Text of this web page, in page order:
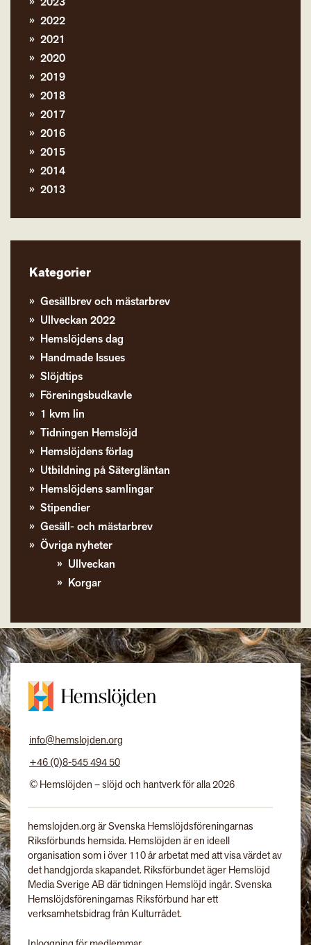
2022
2021
2020
2019
2018
2017
2016
2015
2014
2013
Kategorier
Gesällbrev och mästarbrev
Ullveckan 2022
Hemslöjdens dag
Handmade Issues
Slöjdtips
Föreningsbudkavle
1 kvm lin
Tidningen Hemslöjd
Hemslöjdens förlag
Utbildning på Sätergläntan
Hemslöjdens samlingar
Stipendier
Gesäll- och mästarbrev
Övriga nyheter
Ullveckan
Korgar
info@hemslojden.org
+46 (0)8-545 494 50
© Hemslöjden – slöjd och hantverk för alla 2026
hemslojden.org är Svenska Hemslöjdsföreningarnas
Riksförbunds hemsida. Hemslöjden är en ideell
organisation som i över 110 år arbetat med att visa värdet av
det handgjorda skapandet. Riksförbundet äger Hemslöjd
Media Sverige AB där tidningen Hemslöjd ingår. Svenska
Hemslöjdsföreningarnas Riksförbund har ett
verksamhetsbidrag från Kulturrådet.